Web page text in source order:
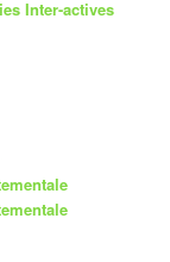
Inter-actives